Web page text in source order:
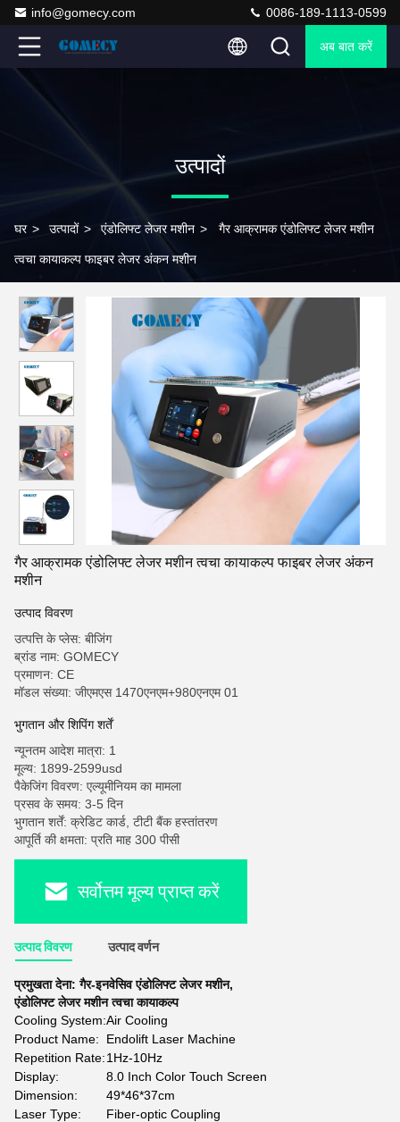
info@gomecy.com 0086-189-1113-0599
अब बात करें
उत्पादों
घर > उत्पादों > एंडोलिफ्ट लेजर मशीन > गैर आक्रामक एंडोलिफ्ट लेजर मशीन
त्वचा कायाकल्प फाइबर लेजर अंकन मशीन
गैर आक्रामक एंडोलिफ्ट लेजर मशीन त्वचा कायाकल्प फाइबर लेजर अंकन
मशीन
उत्पाद विवरण
उत्पत्ति के प्लेस: बीजिंग
ब्रांड नाम: GOMECY
प्रमाणन: CE
मॉडल संख्या: जीएमएस 1470एनएम+980एनएम 01
भुगतान और शिपिंग शर्तें
न्यूनतम आदेश मात्रा: 1
मूल्य: 1899-2599usd
पैकेजिंग विवरण: एल्यूमीनियम का मामला
प्रसव के समय: 3-5 दिन
भुगतान शर्तें: क्रेडिट कार्ड, टीटी बैंक हस्तांतरण
आपूर्ति की क्षमता: प्रति माह 300 पीसी
सर्वोत्तम मूल्य प्राप्त करें
उत्पाद विवरण उत्पाद वर्णन
प्रमुखता देना:गैर-इनवेसिव एंडोलिफ्ट लेजर मशीन,
एंडोलिफ्ट लेजर मशीन त्वचा कायाकल्प
Cooling System:Air Cooling
Product Name:
Endolift Laser Machine
Repetition Rate:1Hz-10Hz
Display:
8.0 Inch Color Touch Screen
Dimension:
49*46*37cm
Laser Type:
Fiber-optic Coupling